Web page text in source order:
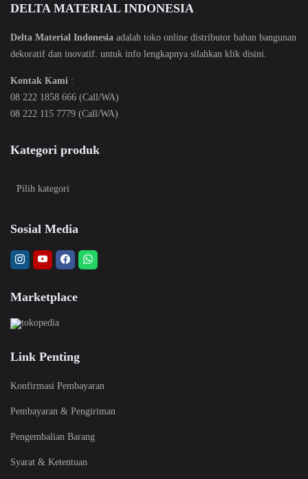
DELTA MATERIAL INDONESIA
Delta Material Indonesia adalah toko online distributor bahan bangunan
dekoratif dan inovatif. untuk info lengkapnya silahkan klik disini
Kontak Kami :
08 222 1858 666 (Call/WA)
08 222 115 7779 (Call/WA)
Kategori produk
Sosial Media
Marketplace
Link Penting
Konfirmasi Pembayaran
Pembayaran & Pengiriman
Pengembalian Barang
Syarat & Ketentuan